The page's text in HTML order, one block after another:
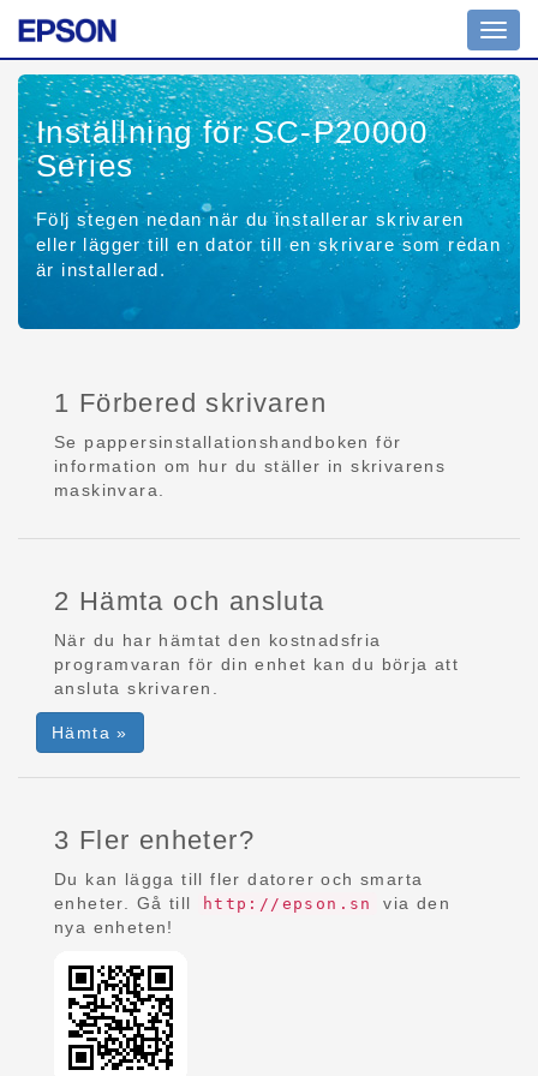
Inställning för SC-P20000
Series
Följ stegen nedan när du installerar skrivaren
eller lägger till en dator till en skrivare som redan
är installerad.
1 Förbered skrivaren
Se pappersinstallationshandboken för
information om hur du ställer in skrivarens
maskinvara.
2 Hämta och ansluta
När du har hämtat den kostnadsfria
programvaran för din enhet kan du börja att
ansluta skrivaren.
Hämta »
3 Fler enheter?
Du kan lägga till fler datorer och smarta
enheter. Gå till
http://epson.sn
via den
nya enheten!